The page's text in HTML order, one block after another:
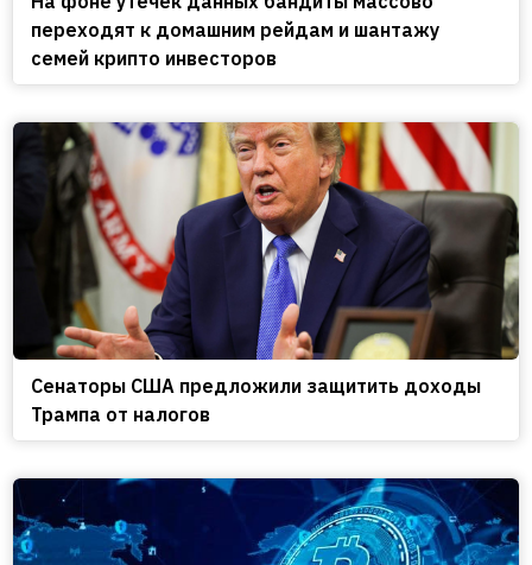
переходят к домашним рейдам и шантажу
семей крипто инвесторов
Сенаторы США предложили защитить доходы
Трампа от налогов